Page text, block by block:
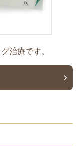
治療です。